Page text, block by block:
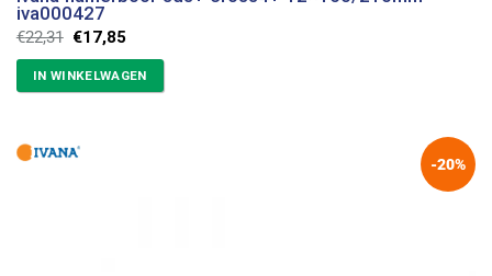
iva000427
€22,31 Oorspronkelijke
prijs
was:
€22,31.
€17,85Huidige
is:
€17,85.
IN WINKELWAGEN
-20%